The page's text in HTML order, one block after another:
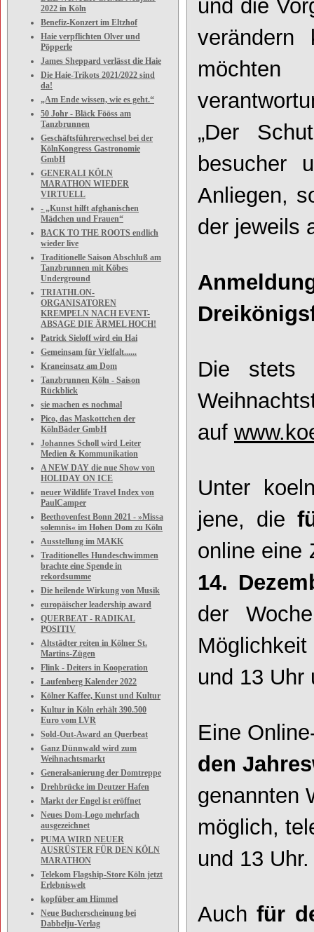
2022 in Köln
Benefiz-Konzert im Eltzhof
Haie verpflichten Olver und
Pöpperle
James Sheppard verlässt die Haie
Die Haie-Trikots 2021/2022 sind
da!
„Am Ende wissen, wie es geht.“
50 Johr - Bläck Fööss am
Tanzbrunnen
Geschäftsführerwechsel bei der
KölnKongress Gastronomie
GmbH
GENERALI KÖLN
MARATHON WIEDER
VIRTUELL
- „Kunst hilft afghanischen
Mädchen und Frauen“
BACK TO THE ROOTS endlich
wieder live
Traditionelle Saison Abschluß am
Tanzbrunnen mit Köbes
Underground
TRIATHLON-
ORGANISATOREN
KREMPELN NACH EVENT-
ABSAGE DIE ÄRMEL HOCH!
Patrick Sieloff wird ein Hai
Gemeinsam für Vielfalt......
Kraneinsatz am Dom
Tanzbrunnen Köln - Saison
Rückblick
sie machen es nochmal
Pico, das Maskottchen der
KölnBäder GmbH
Johannes Scholl wird Leiter
Medien & Kommunikation
A NEW DAY die nue Show von
HOLIDAY ON ICE
neuer Wildlife Travel Index von
PaulCamper
Beethovenfest Bonn 2021 - »Missa
solemnis« im Hohen Dom zu Köln
Ausstellung im MAKK
Traditionelles Hundeschwimmen
brachte eine Spende in
rekordsumme
Die heilende Wirkung von Musik
europäischer leadership award
QUERBEAT - RADIKAL
POSITIV
Altstädter reiten in Kölner St.
Martins-Zügen
Flink - Deiters in Kooperation
Laufenberg Kalender 2022
Kölner Kaffee, Kunst und Kultur
Kultur in Köln erhält 390.500
Euro vom LVR
Sold-Out-Award an Querbeat
Ganz Dünnwald wird zum
Weihnachtsmarkt
Generalsanierung der Domtreppe
Drehbrücke im Deutzer Hafen
Markt der Engel ist eröffnet
Neues Dom-Logo mehrfach
ausgezeichnet
PUMA WIRD NEUER
AUSRÜSTER FÜR DEN KÖLN
MARATHON
Telekom Flagship-Store Köln jetzt
Erlebniswelt
kopfüber am Himmel
Neue Bucherscheinung bei
Dabbelju-Verlag
und die
verändern
„Der
besucher
Anliegen,
der jeweils
Die stets
auf
Unter
jene, die
online eine
14.
der
Möglichkeit
und 13 Uhr
Eine
den
genannten
möglich,
und 13 Uhr.
Auchfür